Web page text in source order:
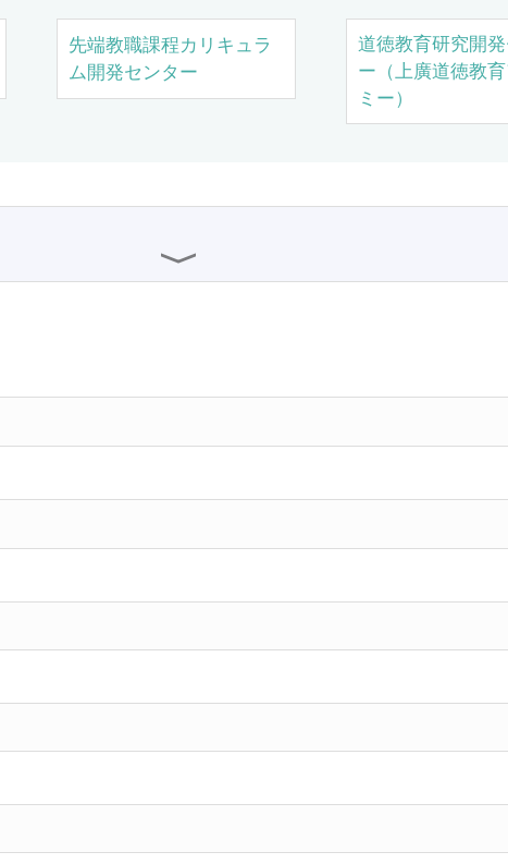
先端教職課程カリキュラ
ム開発センター
道徳教育研究開発
ー（上廣道徳教
ミー）